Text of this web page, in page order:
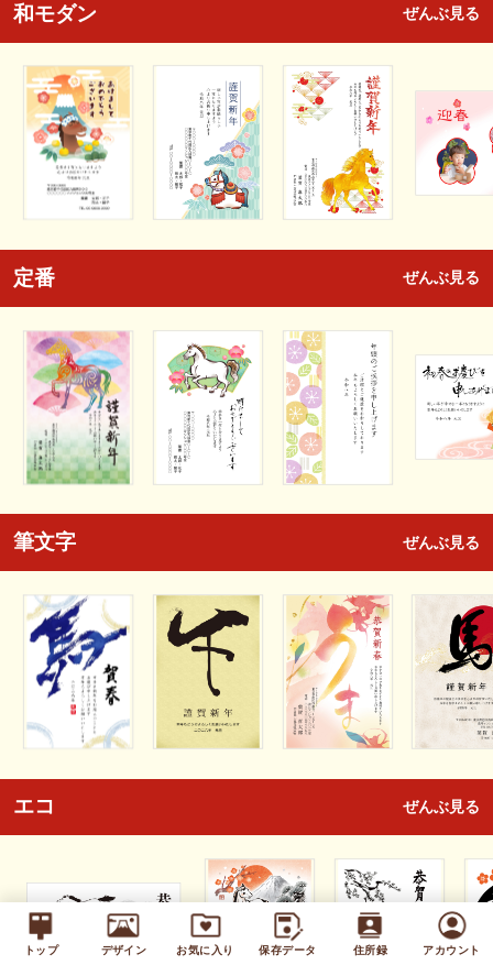
トップ デザイン お気に入り 保存データ 住所録 アカウント
和モダン ぜんぶ見る
定番 ぜんぶ見る
筆文字 ぜんぶ見る
エコ ぜんぶ見る